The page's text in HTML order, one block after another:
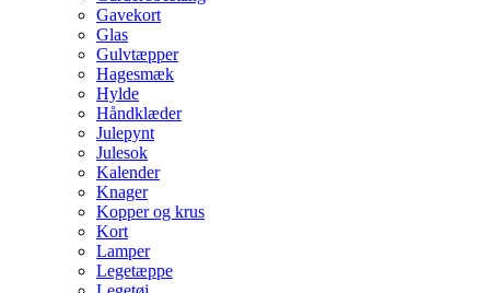
Gavekort
Glas
Gulvtæpper
Hagesmæk
Hylde
Håndklæder
Julepynt
Julesok
Kalender
Knager
Kopper og krus
Kort
Lamper
Legetæppe